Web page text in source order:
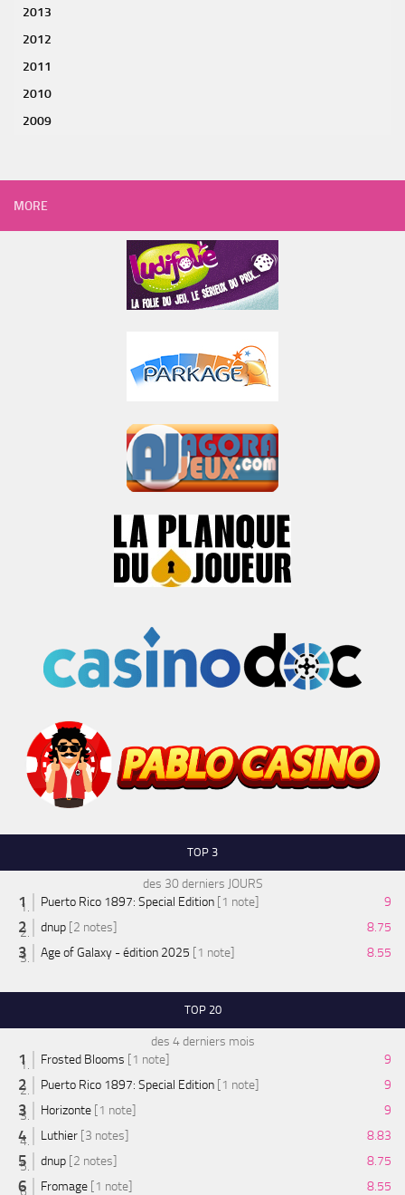
2013
2012
2011
2010
2009
MORE
TOP 3
des 30 derniers JOURS
Puerto Rico 1897: Special Edition [1 note]
9
dnup [2 notes]
8.75
Age of Galaxy - édition 2025 [1 note] 8.55
TOP 20
des 4 derniers mois
Frosted Blooms [1 note]
9
Puerto Rico 1897: Special Edition [1 note]
9
Horizonte [1 note]
9
Luthier [3 notes]
8.83
dnup [2 notes]
8.75
Fromage [1 note]
8.55